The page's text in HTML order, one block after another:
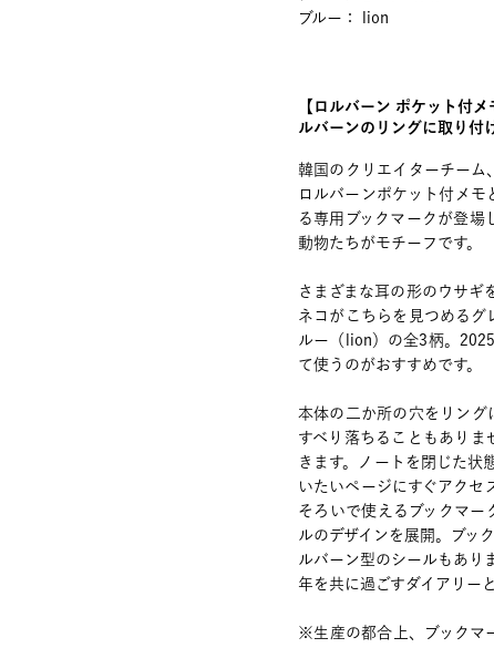
ブルー： lion
【ロルバーン ポケット付
ルバーンのリングに取り付
韓国のクリエイターチーム
ロルバーンポケット付メモ
る専用ブックマークが登
動物たちがモチーフです。
さまざまな耳の形のウサギ
ネコがこちらを見つめる
ルー（lion）の全3柄。
て使うのがおすすめです。
本体の二か所の穴をリング
すべり落ちることもありま
きます。ノートを閉じた状
いたいページにすぐアクセ
そろいで使えるブックマー
ルのデザインを展開。ブッ
ルバーン型のシールもあり
年を共に過ごすダイアリー
※生産の都合上、ブックマ